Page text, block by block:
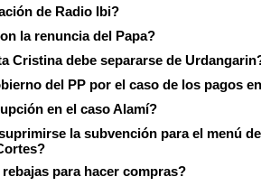
de Radio Ibi?
la renuncia del Papa?
Cristina debe separarse de
del PP por el caso de los pagos
en el caso Alamí?
la subvención para el menú
para hacer compras?